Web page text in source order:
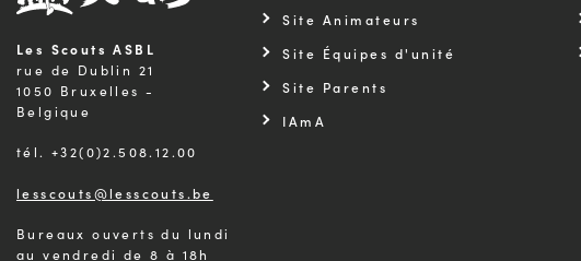
Les Scouts ASBL
rue de Dublin 21
1050 Bruxelles -
Belgique
tél. +32(0)2.508.12.00
lesscouts@lesscouts.be
Bureaux ouverts du lundi
au vendredi de 8 à 18h
Site Animateurs
Site Équipes d'unité
Site Parents
IAmA